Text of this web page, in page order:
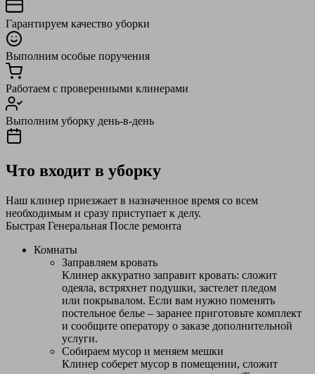
Гарантируем качество уборки
Выполним особые поручения
Работаем с проверенными клинерами
Выполним уборку день-в-день
Что входит в уборку
Наш клинер приезжает в назначенное время со всем
необходимым и сразу приступает к делу.
Быстрая Генеральная После ремонта
Комнаты
Заправляем кровать
Клинер аккуратно заправит кровать: сложит
одеяла, встряхнет подушки, застелет пледом
или покрывалом. Если вам нужно поменять
постельное белье – заранее приготовьте комплект
и сообщите оператору о заказе дополнительной
услуги.
Собираем мусор и меняем мешки
Клинер соберет мусор в помещении, сложит